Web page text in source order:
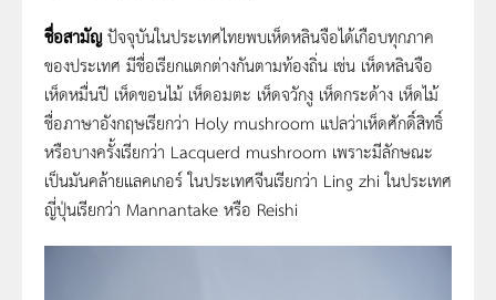
ชื่อสามัญ ปัจจุบันในประเทศไทยพบเห็ดหลินจือได้เกือบทุกภาค
ของประเทศ มีชื่อเรียกแตกต่างกันตามท้องถิ่น เช่น เห็ดหลินจือ
เห็ดหมื่นปี เห็ดขอนไม้ เห็ดอมตะ เห็ดจวักงู เห็ดกระด้าง เห็ดไม้
ชื่อภาษาอังกฤษเรียกว่า Holy mushroom แปลว่าเห็ดศักดิ์สิทธิ์
หรือบางครั้งเรียกว่า Lacquerd mushroom เพราะมีลักษณะ
เป็นมันคล้ายแลคเกอร์ ในประเทศจีนเรียกว่า Ling zhi ในประเทศ
ญี่ปุ่นเรียกว่า Mannantake หรือ Reishi